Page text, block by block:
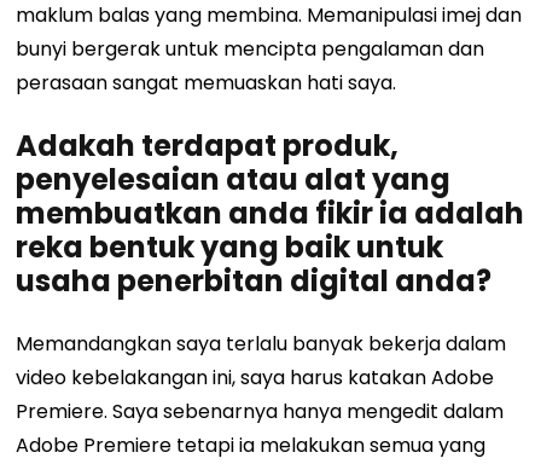
maklum balas yang membina. Memanipulasi imej dan
bunyi bergerak untuk mencipta pengalaman dan
perasaan sangat memuaskan hati saya.
Adakah terdapat produk,
penyelesaian atau alat yang
membuatkan anda fikir ia adalah
reka bentuk yang baik untuk
usaha penerbitan digital anda?
Memandangkan saya terlalu banyak bekerja dalam
video kebelakangan ini, saya harus katakan Adobe
Premiere. Saya sebenarnya hanya mengedit dalam
Adobe Premiere tetapi ia melakukan semua yang